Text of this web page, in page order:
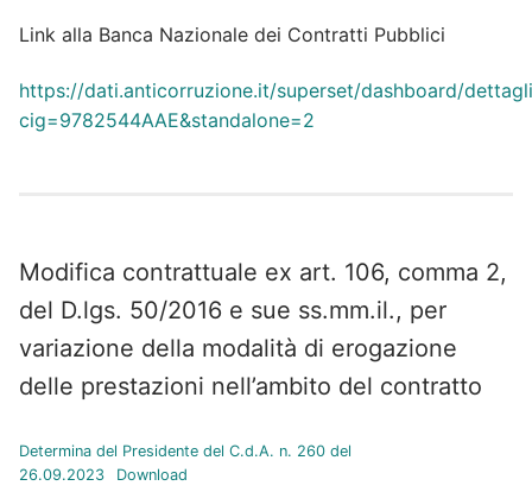
Link alla Banca Nazionale dei Contratti Pubblici
https://dati.anticorruzione.it/superset/dashboard/
cig=9782544AAE&standalone=2
Modifica contrattuale ex art. 106, comma 2,
del D.lgs. 50/2016 e sue ss.mm.il., per
variazione della modalità di erogazione
delle prestazioni nell’ambito del contratto
Determina del Presidente del C.d.A. n. 260 del
26.09.2023
Download